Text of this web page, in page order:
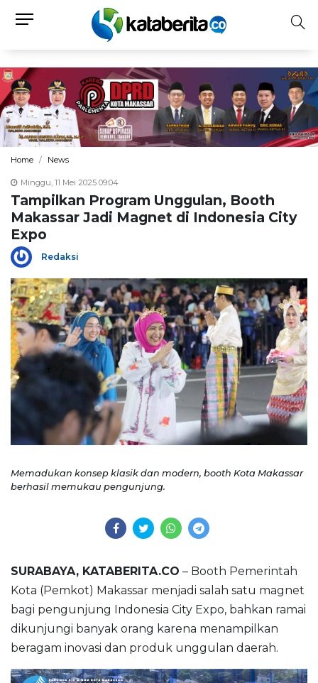
Home News
Minggu, 11 Mei 2025 09:04
Tampilkan Program Unggulan, Booth
Makassar Jadi Magnet di Indonesia City
Expo
Redaksi
Memadukan konsep klasik dan modern, booth Kota Makassar
berhasil memukau pengunjung.
SURABAYA, KATABERITA.CO – Booth Pemerintah
Kota (Pemkot) Makassar menjadi salah satu magnet
bagi pengunjung Indonesia City Expo, bahkan ramai
dikunjungi banyak orang karena menampilkan
beragam inovasi dan produk unggulan daerah.